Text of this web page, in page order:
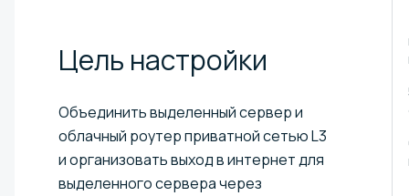
Цель настройки
Объединить выделенный сервер и
облачный роутер приватной сетью L3
и организовать выход в интернет для
выделенного сервера через